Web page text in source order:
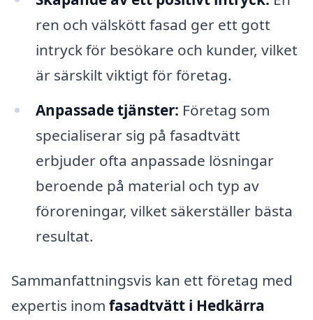
ren och välskött fasad ger ett gott
intryck för besökare och kunder, vilket
är särskilt viktigt för företag.
Anpassade tjänster: Företag som
specialiserar sig på fasadtvätt
erbjuder ofta anpassade lösningar
beroende på material och typ av
föroreningar, vilket säkerställer bästa
resultat.
Sammanfattningsvis kan ett företag med
expertis inom fasadtvätt i Hedkärra